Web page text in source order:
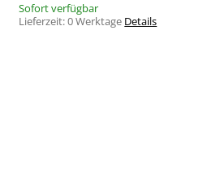
Sofort verfügbar
Lieferzeit:0 Werktage Details